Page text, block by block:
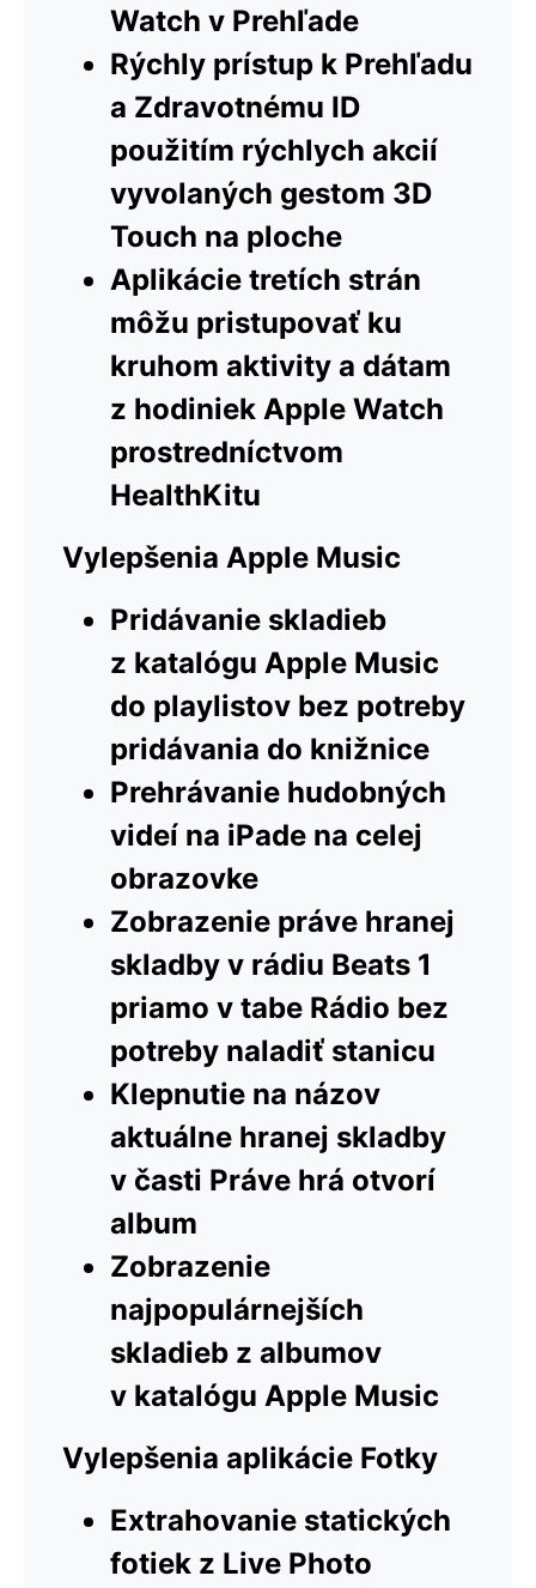
Watch v Prehľade
Rýchly prístup k Prehľadu
a Zdravotnému ID
použitím rýchlych akcií
vyvolaných gestom 3D
Touch na ploche
Aplikácie tretích strán
môžu pristupovať ku
kruhom aktivity a dátam
z hodiniek Apple Watch
prostredníctvom
HealthKitu
Vylepšenia Apple Music
Pridávanie skladieb
z katalógu Apple Music
do playlistov bez potreby
pridávania do knižnice
Prehrávanie hudobných
videí na iPade na celej
obrazovke
Zobrazenie práve hranej
skladby v rádiu Beats 1
priamo v tabe Rádio bez
potreby naladiť stanicu
Klepnutie na názov
aktuálne hranej skladby
v časti Práve hrá otvorí
album
Zobrazenie
najpopulárnejších
skladieb z albumov
v katalógu Apple Music
Vylepšenia aplikácie Fotky
Extrahovanie statických
fotiek z Live Photo